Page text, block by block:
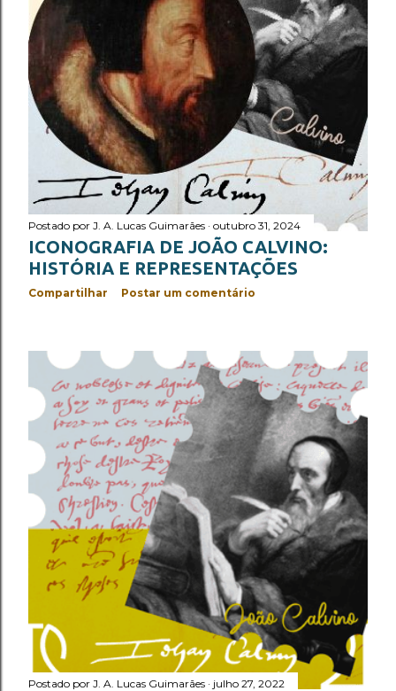
Postado por J. A. Lucas Guimarães outubro 31, 2024
ICONOGRAFIA DE JOÃO CALVINO:
HISTÓRIA E REPRESENTAÇÕES
Compartilhar Postar um comentário
Postado por J. A. Lucas Guimarães julho 27, 2022